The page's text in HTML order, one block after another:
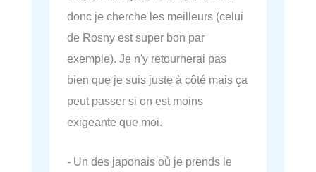
donc je cherche les meilleurs (celui
de Rosny est super bon par
exemple). Je n'y retournerai pas
bien que je suis juste à côté mais ça
peut passer si on est moins
exigeante que moi.
- Un des japonais où je prends le